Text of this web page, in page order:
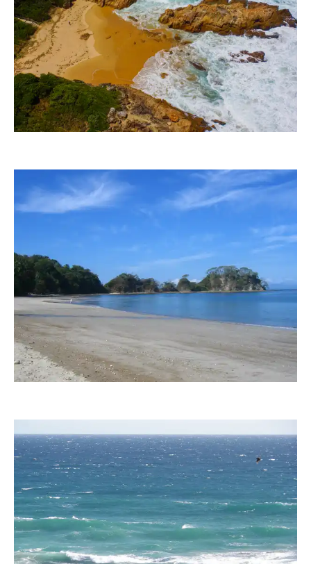
RainerSturm
delta-hawk